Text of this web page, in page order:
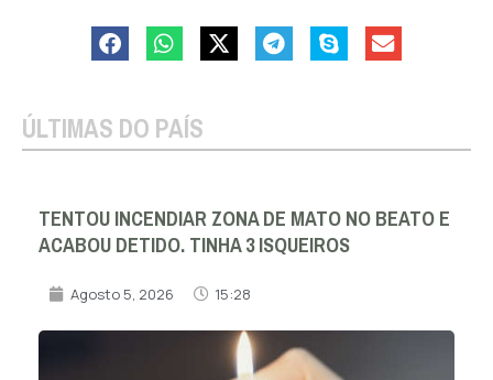
ÚLTIMAS DO PAÍS
TENTOU INCENDIAR ZONA DE MATO NO BEATO E
ACABOU DETIDO. TINHA 3 ISQUEIROS
Agosto 5, 2026 15:28